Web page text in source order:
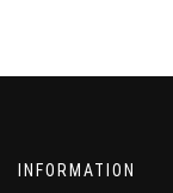
INFORMATION